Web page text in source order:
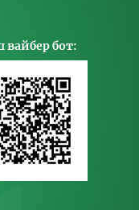
вайбер бот: